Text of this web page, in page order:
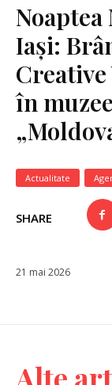
Noaptea
Iași:
Creative
în
Actualitate
SHARE
21 mai 2026
Alte